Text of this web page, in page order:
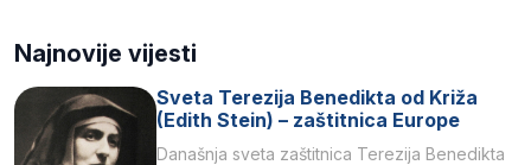
Najnovije vijesti
Sveta Terezija Benedikta od Križa
(Edith Stein) – zaštitnica Europe
Današnja sveta zaštitnica Terezija Benedikta